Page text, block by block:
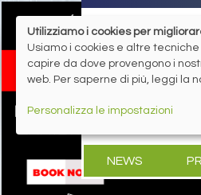
NEWS
Utilizziamo i cookies per
Usiamo i cookies e altre
capire da dove provengono i
web. Per saperne di più, leggi la
Personalizza le impostazioni